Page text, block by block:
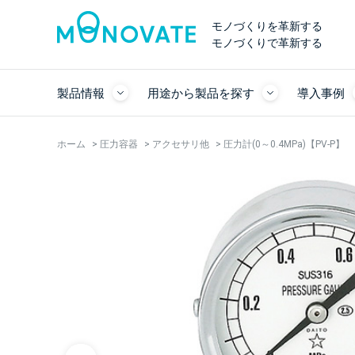
モノづくりを革新する
モノづくりで革新する
製品情報 用途から製品を探す 導入事例
ホーム > 圧力容器 > アクセサリ他 > 圧力計(0～0.4MPa)【PV-P】